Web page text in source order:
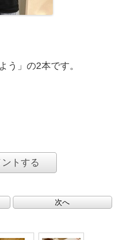
う」の2本です。
ントする
次へ